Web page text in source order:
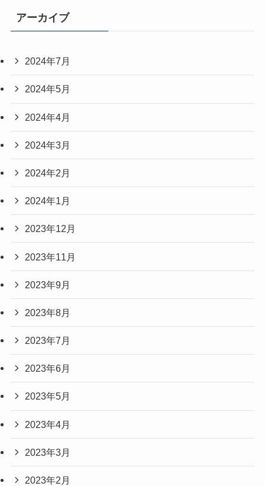
アーカイブ
2024年7月
2024年5月
2024年4月
2024年3月
2024年2月
2024年1月
2023年12月
2023年11月
2023年9月
2023年8月
2023年7月
2023年6月
2023年5月
2023年4月
2023年3月
2023年2月